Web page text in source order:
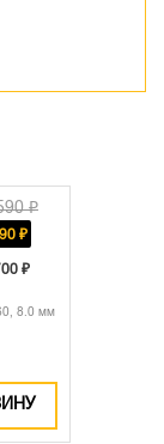
₽
₽
₽
8.0 мм